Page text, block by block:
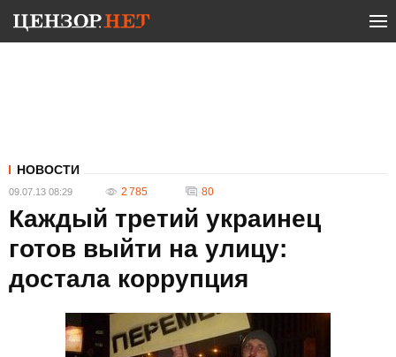
НОВОСТИ
09.07.13 08:29 2 785 80
Каждый третий украинец
готов выйти на улицу:
достала коррупция